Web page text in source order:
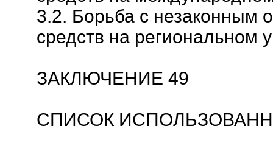
3.2. Борьба с незаконным
средств на региональном
ЗАКЛЮЧЕНИЕ 49
СПИСОК